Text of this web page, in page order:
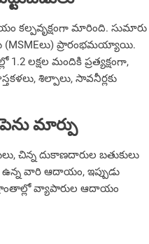
కల్పవృక్షంగా మారింది. సుమారు
(MSMEలు) ప్రారంభమయ్యాయి.
లక్షల మందికి ప్రత్యక్షంగా,
శిల్పాలు, సావనీర్లకు
మార్పు
చిన్న దుకాణదారుల బతుకులు
వారి ఆదాయం, ఇప్పుడు
ప్రాంతాల్లో వ్యాపారుల ఆదాయం